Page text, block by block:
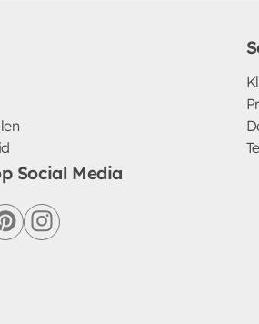
Social Media
pinterestinstagram